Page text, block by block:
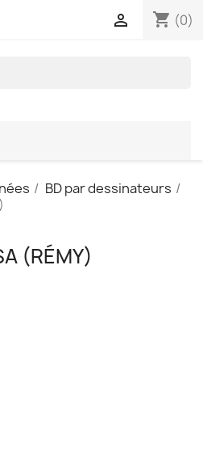
shopping_cart (0)

BD par dessinateurs
(RÉMY)